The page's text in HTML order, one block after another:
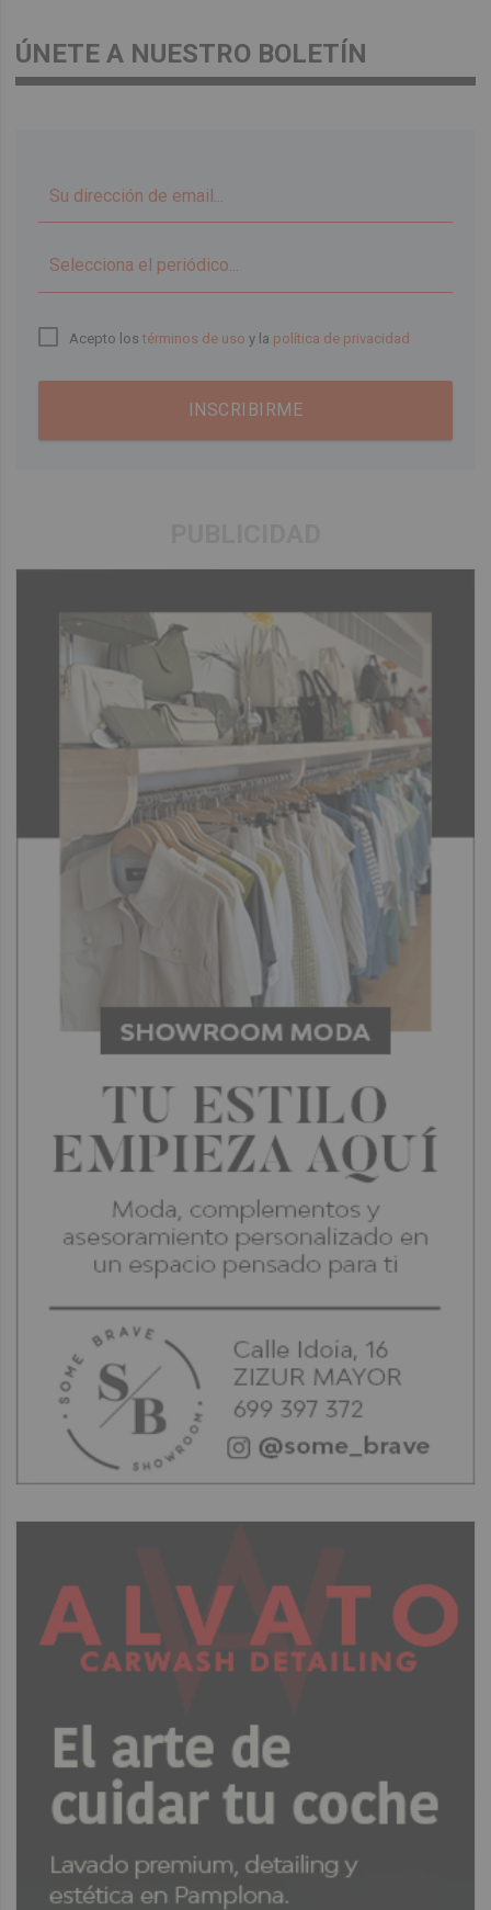
ÚNETE A NUESTRO BOLETÍN
Acepto lostérminos de uso y la política de privacidad
INSCRIBIRME